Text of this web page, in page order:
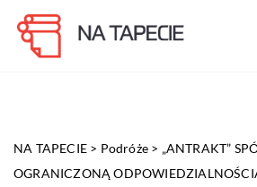
NA TAPECIE > Podróże > „ANTRAKT”
OGRANICZONĄ